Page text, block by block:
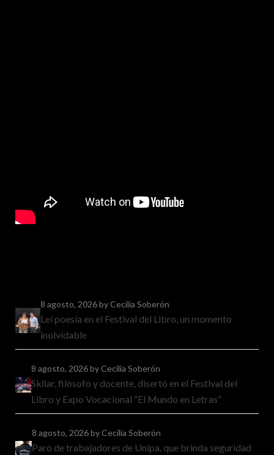
8 agosto, 2026by Cecilia Soberón
Leí poesía en el Festival del Libro, un momento
inolvidable
8 agosto, 2026by Cecilia Soberón
Skliar, filósofo y docente, disertó en el Festival del
Libro y Expo Vocacional “El Mundo en Letras”
8 agosto, 2026by Cecilia Soberón
Paro de trabajadores de Unipa, que brinda seguridad